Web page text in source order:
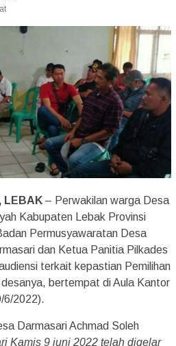
LEBAK – Perwakilan warga Desa
Kabupaten Lebak Provinsi
Permusyawaratan Desa
dan Ketua Panitia Pilkades
terkait kepastian Pemilihan
bertempat di Aula Kantor
6/2022).
Darmasari Achmad Soleh
Kamis 9 juni 2022 telah digelar